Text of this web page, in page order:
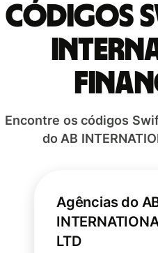
Códigos
Encontre os códigos
do AB
Agências do
LTD